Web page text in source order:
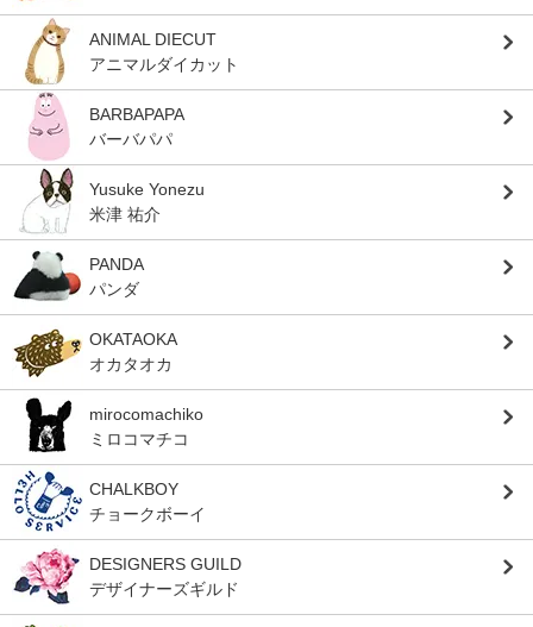
ANIMAL DIECUT
アニマルダイカット
BARBAPAPA
バーバパパ
Yusuke Yonezu
米津 祐介
PANDA
パンダ
OKATAOKA
オカタオカ
mirocomachiko
ミロコマチコ
CHALKBOY
チョークボーイ
DESIGNERS GUILD
デザイナーズギルド